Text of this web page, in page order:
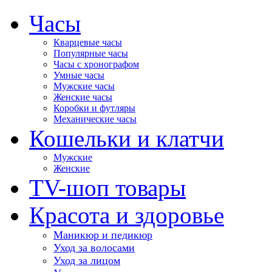
Часы
Кварцевые часы
Популярные часы
Часы с хронографом
Умные часы
Мужские часы
Женские часы
Коробки и футляры
Механические часы
Кошельки и клатчи
Мужские
Женские
TV-шоп товары
Красота и здоровье
Маникюр и педикюр
Уход за волосами
Уход за лицом